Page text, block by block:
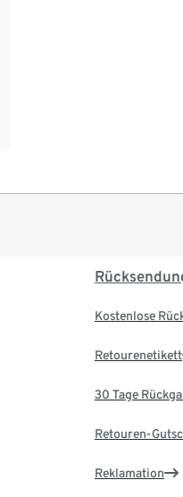
Kostenlose
Retourenetikett
30 Tage
Retouren-
Reklamation